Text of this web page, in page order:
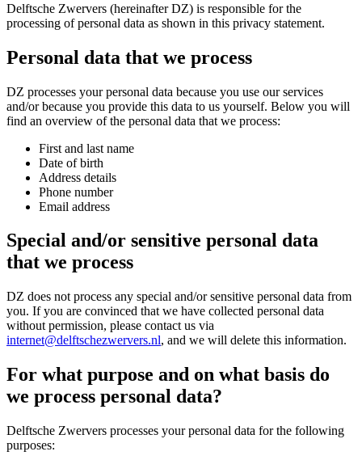
Delftsche Zwervers (hereinafter DZ) is responsible for the
processing of personal data as shown in this privacy statement.
Personal data that we process
DZ processes your personal data because you use our services
and/or because you provide this data to us yourself. Below you will
find an overview of the personal data that we process:
First and last name
Date of birth
Address details
Phone number
Email address
Special and/or sensitive personal data
that we process
DZ does not process any special and/or sensitive personal data from
you. If you are convinced that we have collected personal data
without permission, please contact us via
internet@delftschezwervers.nl, and we will delete this information.
For what purpose and on what basis do
we process personal data?
Delftsche Zwervers processes your personal data for the following
purposes: